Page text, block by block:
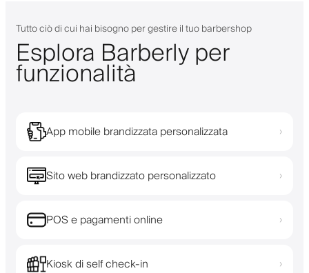
Tutto ciò di cui hai bisogno per gestire il tuo barbershop
Esplora Barberly per
funzionalità
App mobile brandizzata personalizzata ›
Sito web brandizzato personalizzato ›
POS e pagamenti online ›
Kiosk di self check-in ›